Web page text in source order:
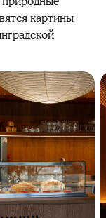
картины